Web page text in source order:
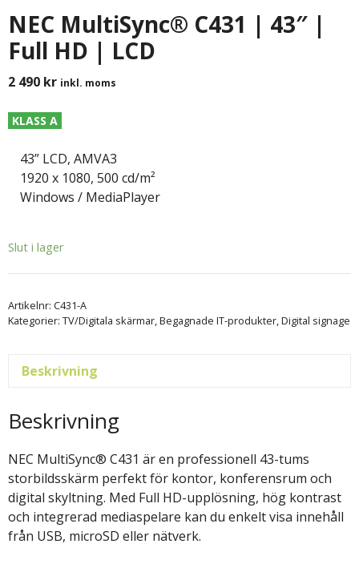
NEC MultiSync® C431 | 43″ |
Full HD | LCD
2 490 kr inkl. moms
KLASS A
43” LCD, AMVA3
1920 x 1080, 500 cd/m²
Windows / MediaPlayer
Slut i lager
Artikelnr: C431-A
Kategorier: TV/Digitala skärmar,Begagnade IT-produkter,Digital signage
Beskrivning
Beskrivning
NEC MultiSync® C431 är en professionell 43-tums
storbildsskärm perfekt för kontor, konferensrum och
digital skyltning. Med Full HD-upplösning, hög kontrast
och integrerad mediaspelare kan du enkelt visa innehåll
från USB, microSD eller nätverk.